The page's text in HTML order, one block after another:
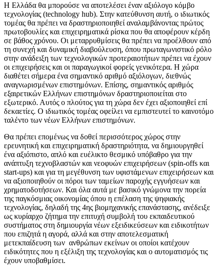
Η Ελλάδα θα μπορούσε να αποτελέσει έναν αξιόλογο κόμβο
τεχνολογίας (technology hub). Στην κατεύθυνση αυτή, ο ιδιωτικός
τομέας θα πρέπει να δραστηριοποιηθεί αναλαμβάνοντας πρώτος
πρωτοβουλίες και επιχειρηματικά ρίσκα που θα αποφέρουν κέρδη
σε βάθος χρόνου. Οι μεταρρυθμίσεις θα πρέπει να προέλθουν από
τη συνεχή και δυναμική διαβούλευση, όπου πρωταγωνιστικό ρόλο
στην ανάδειξη των τεχνολογικών προτεραιοτήτων πρέπει να έχουν
οι επιχειρήσεις και οι παραγωγικοί φορείς γενικότερα. Η χώρα
διαθέτει σήμερα ένα σημαντικό αριθμό αξιόλογων, διεθνώς
αναγνωρισμένων επιστημόνων. Επίσης, σημαντικός αριθμός
εξαιρετικών Ελλήνων επιστημόνων δραστηριοποιείται στο
εξωτερικό. Αυτός ο πλούτος για τη χώρα δεν έχει αξιοποιηθεί επί
δεκαετίες. Ο ιδιωτικός τομέας οφείλει να εμπιστευτεί το καινοτόμο
ταλέντο των νέων Ελλήνων επιστημόνων.
Θα πρέπει επομένως να δοθεί περισσότερος χώρος στην
ερευνητική και επιχειρηματική δραστηριότητα, να δημιουργηθεί
ένα αξιόπιστο, απλό και ευέλικτο θεσμικό υπόβαθρο για την
ανάπτυξη τεχνοβλαστών και νεοφυών επιχειρήσεων (spin-offs και
start-ups) και για τη μεγέθυνση των υφιστάμενων επιχειρήσεων και
να αξιοποιηθούν οι πόροι των ταμείων παροχής εγγυήσεων και
χρηματοδοτήσεων. Και όλα αυτά με βασικό γνώμονα την πορεία
της παγκόσμιας οικονομίας όπου η επέλαση της ψηφιακής
τεχνολογίας, δηλαδή της 4ης βιομηχανικής επανάστασης, ανέδειξε
ως κυρίαρχο ζήτημα την επιτυχή συμβολή του εκπαιδευτικού
συστήματος στη δημιουργία νέων εξειδικεύσεων και ειδικοτήτων
που επιζητά η αγορά, αλλά και στην αποτελεσματική
μετεκπαίδευση των ανθρώπων εκείνων οι οποίοι κατέχουν
ειδικότητες που η εξέλιξη της τεχνολογίας και ο αυτοματισμός τις
έχουν υποβαθμίσει.